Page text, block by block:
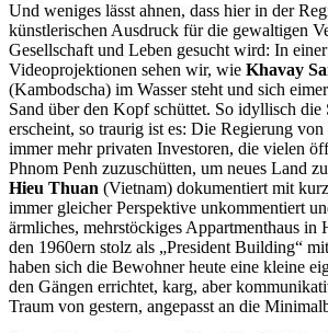
Und weniges lässt ahnen, dass hier in der
künstlerischen Ausdruck für die gewaltigen
Gesellschaft und Leben gesucht wird: In
Videoprojektionen sehen wir, wie Khavay
(Kambodscha) im Wasser steht und sich
Sand über den Kopf schüttet. So idyllisch die
erscheint, so traurig ist es: Die Regierung
immer mehr privaten Investoren, die vielen
Phnom Penh zuzuschütten, um neues Land
Hieu Thuan (Vietnam) dokumentiert mit
immer gleicher Perspektive unkommentiert
ärmliches, mehrstöckiges Appartmenthaus
den 1960ern stolz als „President Building“
haben sich die Bewohner heute eine kleine
den Gängen errichtet, karg, aber
Traum von gestern, angepasst an die